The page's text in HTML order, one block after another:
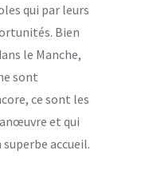
qui par leurs
Bien
le Manche,
sont
ce sont les
et qui
accueil.